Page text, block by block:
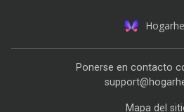
Mapa del
Ponerse en contacto